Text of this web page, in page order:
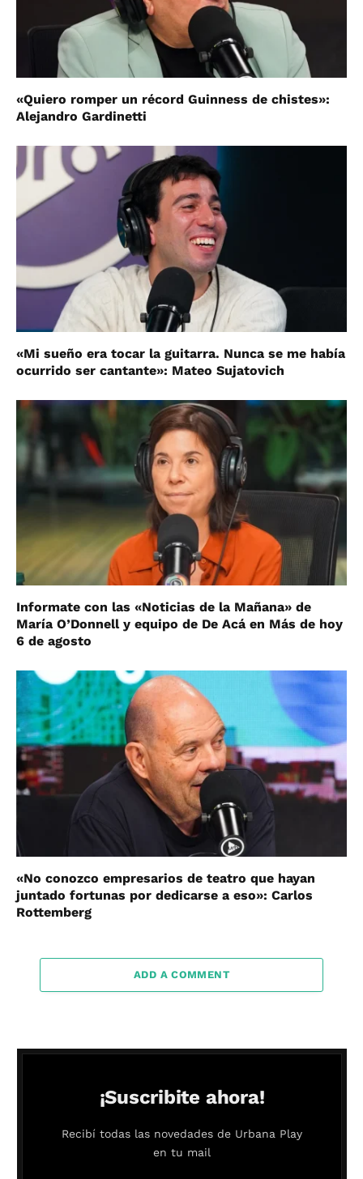
«Quiero romper un récord Guinness de chistes»:
Alejandro Gardinetti
«Mi sueño era tocar la guitarra. Nunca se me había
ocurrido ser cantante»: Mateo Sujatovich
Informate con las «Noticias de la Mañana» de
María O’Donnell y equipo de De Acá en Más de hoy
6 de agosto
«No conozco empresarios de teatro que hayan
juntado fortunas por dedicarse a eso»: Carlos
Rottemberg
ADD A COMMENT
¡Suscribite ahora!
Recibí todas las novedades de Urbana Play
en tu mail